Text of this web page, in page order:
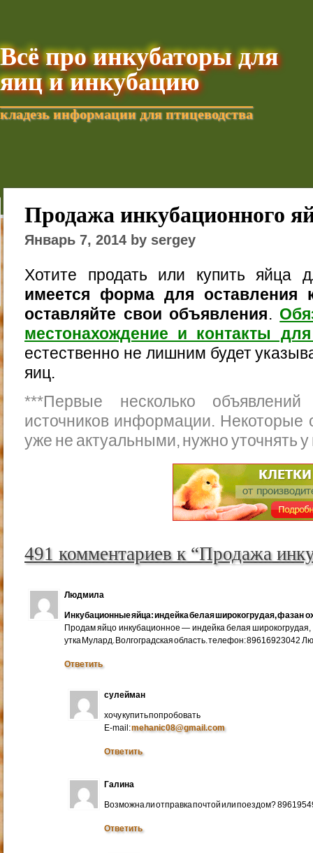
Всё про инкубаторы для
яиц и инкубацию
кладезь информации для птицеводства
Добавить текущую
Продажа инкубационного
Январь 7, 2014 by sergey
Хотите продать или купить яйца
имеется форма для оставления
оставляйте свои объявления.
местонахождение и контакты
естественно не лишним будет
яиц.
***Первые несколько
источников информации. Некоторые
уже не актуальными, нужно уточнять
491 комментариев к “Продажа
Людмила
Инкубационные яйца: индейка белая широкогрудая, фазан
Продам яйцо инкубационное — индейка белая
утка Мулард. Волгоградская область. телефон: 89616923042
Ответить
сулейман
хочу купить попробовать
E-mail:mehanic08@gmail.com
Ответить
Галина
Возможна ли отправка почтой или поездом?
Ответить